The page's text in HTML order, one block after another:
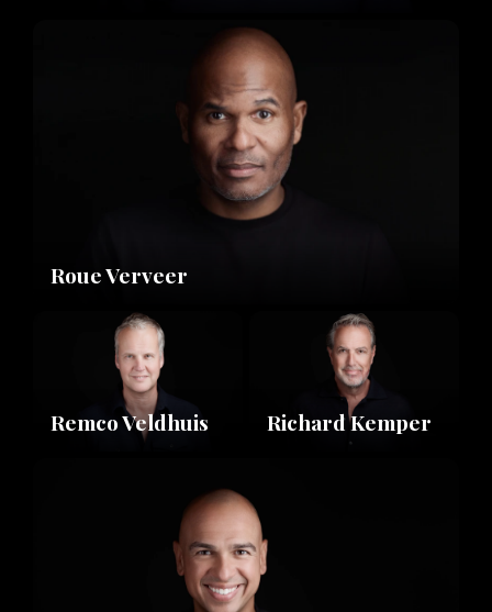
Roue Verveer
Remco Veldhuis Richard Kemper